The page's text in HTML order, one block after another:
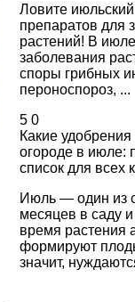
Ловите
препаратов для
растений! В
заболевания
споры грибных
пероноспороз, ...
5 0
Какие
огороде в июле:
список для всех
Июль — один из
месяцев в саду
время растения
формируют
значит,